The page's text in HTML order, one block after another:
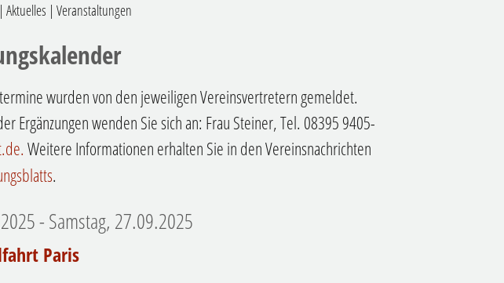
| Aktuelles | Veranstaltungen
wurden von den jeweiligen Vereinsvertretern gemeldet.
Ergänzungen wenden Sie sich an: Frau Steiner, Tel. 08395 9405-
Weitere Informationen erhalten Sie in den Vereinsnachrichten
.
-Samstag, 27.09.2025
Paris